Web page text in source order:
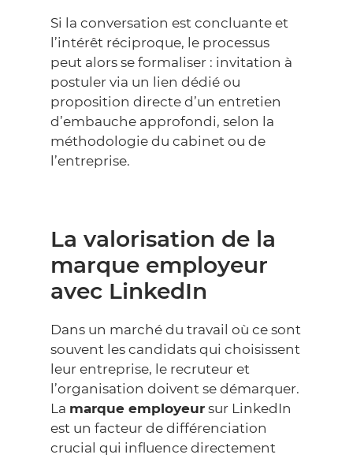
Si la conversation est concluante et
l’intérêt réciproque, le processus
peut alors se formaliser : invitation à
postuler via un lien dédié ou
proposition directe d’un entretien
d’embauche approfondi, selon la
méthodologie du cabinet ou de
l’entreprise.
La valorisation de la
marque employeur
avec LinkedIn
Dans un marché du travail où ce sont
souvent les candidats qui choisissent
leur entreprise, le recruteur et
l’organisation doivent se démarquer.
La marque employeur sur LinkedIn
est un facteur de différenciation
crucial qui influence directement